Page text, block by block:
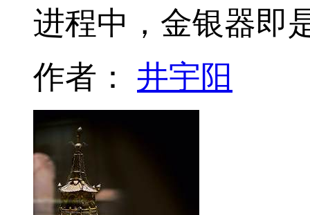
进程中，金银器即
作者： 井宇阳